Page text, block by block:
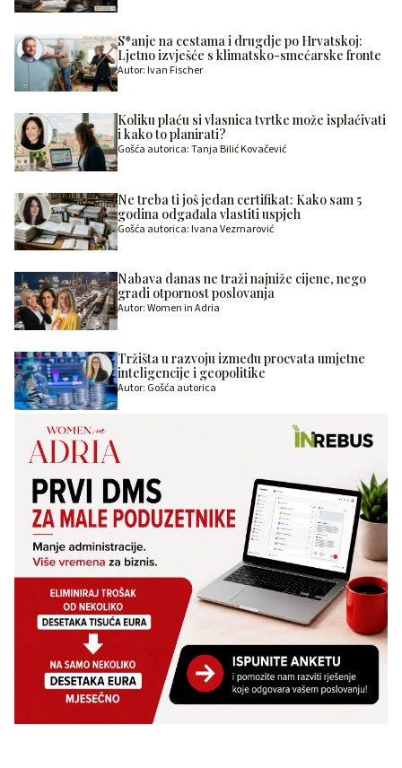
S*anje na cestama i drugdje po Hrvatskoj:
Ljetno izvješće s klimatsko-smećarske fronte
Autor: Ivan Fischer
Koliku plaću si vlasnica tvrtke može isplaćivati
i kako to planirati?
Gošća autorica: Tanja Bilić Kovačević
Ne treba ti još jedan certifikat: Kako sam 5
godina odgađala vlastiti uspjeh
Gošća autorica: Ivana Vezmarović
Nabava danas ne traži najniže cijene, nego
gradi otpornost poslovanja
Autor: Women in Adria
Tržišta u razvoju između procvata umjetne
inteligencije i geopolitike
Autor: Gošća autorica